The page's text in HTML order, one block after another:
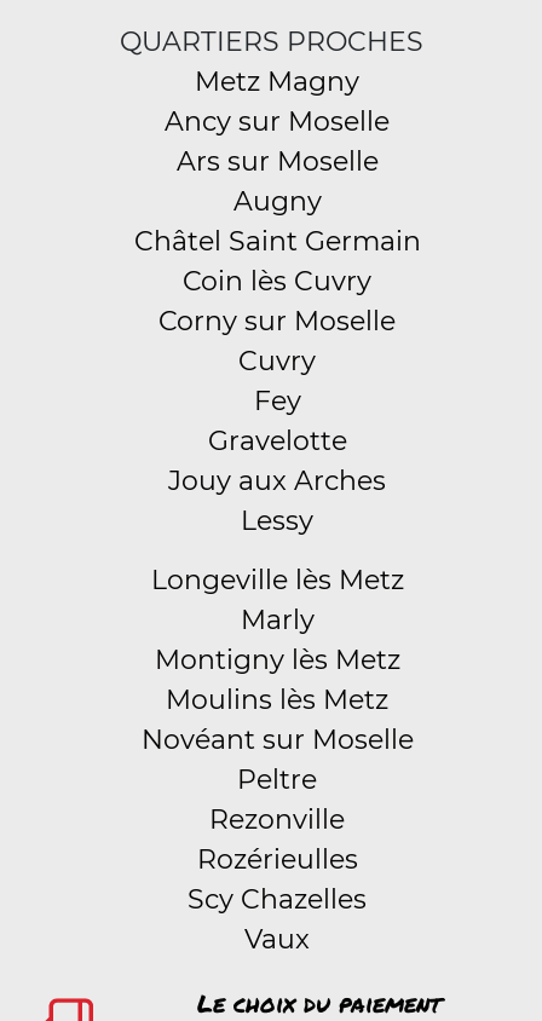
QUARTIERS PROCHES
Metz Magny
Ancy sur Moselle
Ars sur Moselle
Augny
Châtel Saint Germain
Coin lès Cuvry
Corny sur Moselle
Cuvry
Fey
Gravelotte
Jouy aux Arches
Lessy
Longeville lès Metz
Marly
Montigny lès Metz
Moulins lès Metz
Novéant sur Moselle
Peltre
Rezonville
Rozérieulles
Scy Chazelles
Vaux
Le choix du paiement